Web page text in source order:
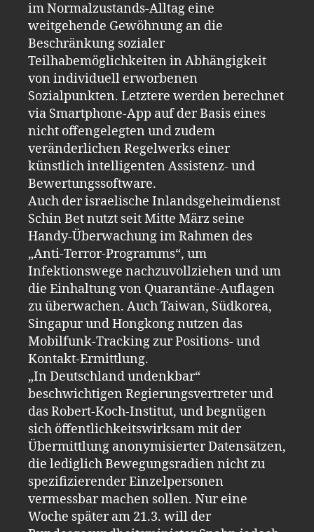
im Normalzustands-Alltag eine
weitgehende Gewöhnung an die
Beschränkung sozialer
Teilhabemöglichkeiten in Abhängigkeit
von individuell erworbenen
Sozialpunkten. Letztere werden berechnet
via Smartphone-App auf der Basis eines
nicht offengelegten und zudem
veränderlichen Regelwerks einer
künstlich intelligenten Assistenz- und
Bewertungssoftware.
Auch der israelische Inlandsgeheimdienst
Schin Bet nutzt seit Mitte März seine
Handy-Überwachung im Rahmen des
„Anti-Terror-Programms“, um
Infektionswege nachzuvollziehen und um
die Einhaltung von Quarantäne-Auflagen
zu überwachen. Auch Taiwan, Südkorea,
Singapur und Hongkong nutzen das
Mobilfunk-Tracking zur Positions- und
Kontakt-Ermittlung.
„In Deutschland undenkbar“
beschwichtigen Regierungsvertreter und
das Robert-Koch-Institut, und begnügen
sich öffentlichkeitswirksam mit der
Übermittlung anonymisierter Datensätzen,
die lediglich Bewegungsradien nicht zu
spezifizierender Einzelpersonen
vermessbar machen sollen. Nur eine
Woche später am 21.3. will der